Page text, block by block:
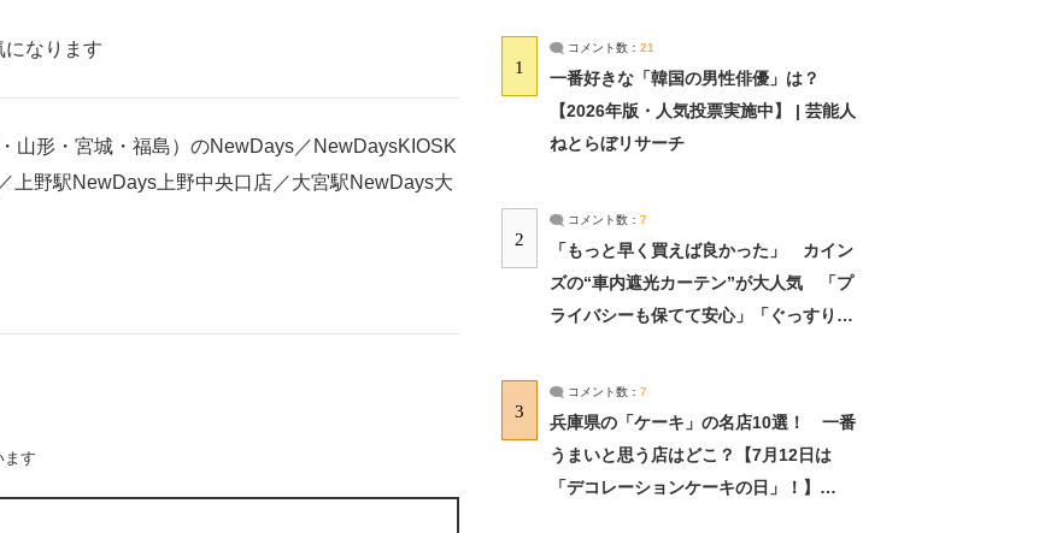
なります
山形・宮城・福島）のNewDays／NewDaysKIOSK
上野駅NewDays上野中央口店／大宮駅NewDays大
ます
1
コメント数： 21
一番好きな「韓国の男性俳優」は？
【2026年版・人気投票実施中】 | 芸能人
ねとらぼリサーチ
2
コメント数： 7
「もっと早く買えば良かった」 カイン
ズの“車内遮光カーテン”が大人気 「プ
ライバシーも保てて安心」「ぐっすり眠
3
コメント数： 7
兵庫県の「ケーキ」の名店10選！ 一番
うまいと思う店はどこ？【7月12日は
「デコレーションケーキの日」！】